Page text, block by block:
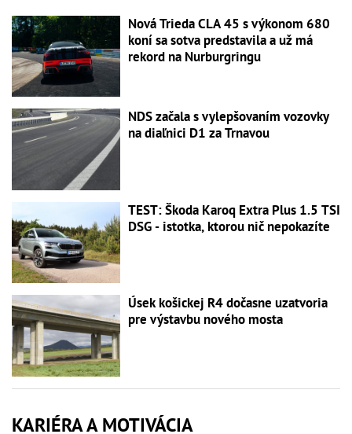
Nová Trieda CLA 45 s výkonom 680
koní sa sotva predstavila a už má
rekord na Nurburgringu
NDS začala s vylepšovaním vozovky
na diaľnici D1 za Trnavou
TEST: Škoda Karoq Extra Plus 1.5 TSI
DSG - istotka, ktorou nič nepokazíte
Úsek košickej R4 dočasne uzatvoria
pre výstavbu nového mosta
KARIÉRA A MOTIVÁCIA